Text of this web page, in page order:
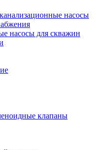
насосы
насосы для скважин
клапаны